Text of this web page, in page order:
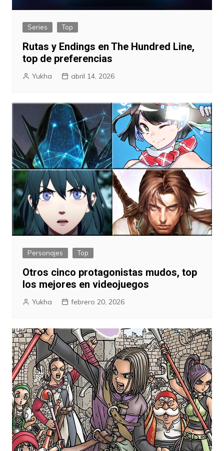
Series Top
Rutas y Endings en The Hundred Line,
top de preferencias
Yukha abril 14, 2026
Personajes Top
Otros cinco protagonistas mudos, top
los mejores en videojuegos
Yukha febrero 20, 2026